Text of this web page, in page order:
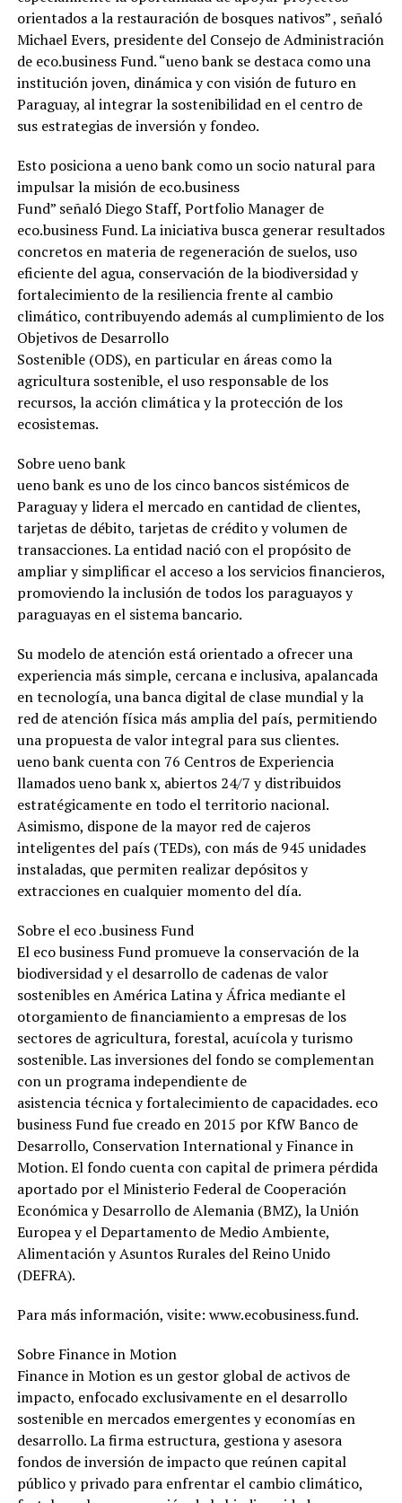
orientados a la restauración de bosques nativos” , señaló
Michael Evers, presidente del Consejo de Administración
de eco.business Fund. “ueno bank se destaca como una
institución joven, dinámica y con visión de futuro en
Paraguay, al integrar la sostenibilidad en el centro de
sus estrategias de inversión y fondeo.
Esto posiciona a ueno bank como un socio natural para
impulsar la misión de eco.business
Fund” señaló Diego Staff, Portfolio Manager de
eco.business Fund. La iniciativa busca generar resultados
concretos en materia de regeneración de suelos, uso
eficiente del agua, conservación de la biodiversidad y
fortalecimiento de la resiliencia frente al cambio
climático, contribuyendo además al cumplimiento de los
Objetivos de Desarrollo
Sostenible (ODS), en particular en áreas como la
agricultura sostenible, el uso responsable de los
recursos, la acción climática y la protección de los
ecosistemas.
Sobre ueno bank
ueno bank es uno de los cinco bancos sistémicos de
Paraguay y lidera el mercado en cantidad de clientes,
tarjetas de débito, tarjetas de crédito y volumen de
transacciones. La entidad nació con el propósito de
ampliar y simplificar el acceso a los servicios financieros,
promoviendo la inclusión de todos los paraguayos y
paraguayas en el sistema bancario.
Su modelo de atención está orientado a ofrecer una
experiencia más simple, cercana e inclusiva, apalancada
en tecnología, una banca digital de clase mundial y la
red de atención física más amplia del país, permitiendo
una propuesta de valor integral para sus clientes.
ueno bank cuenta con 76 Centros de Experiencia
llamados ueno bank x, abiertos 24/7 y distribuidos
estratégicamente en todo el territorio nacional.
Asimismo, dispone de la mayor red de cajeros
inteligentes del país (TEDs), con más de 945 unidades
instaladas, que permiten realizar depósitos y
extracciones en cualquier momento del día.
Sobre el eco .business Fund
El eco business Fund promueve la conservación de la
biodiversidad y el desarrollo de cadenas de valor
sostenibles en América Latina y África mediante el
otorgamiento de financiamiento a empresas de los
sectores de agricultura, forestal, acuícola y turismo
sostenible. Las inversiones del fondo se complementan
con un programa independiente de
asistencia técnica y fortalecimiento de capacidades. eco
business Fund fue creado en 2015 por KfW Banco de
Desarrollo, Conservation International y Finance in
Motion. El fondo cuenta con capital de primera pérdida
aportado por el Ministerio Federal de Cooperación
Económica y Desarrollo de Alemania (BMZ), la Unión
Europea y el Departamento de Medio Ambiente,
Alimentación y Asuntos Rurales del Reino Unido
(DEFRA).
Para más información, visite: www.ecobusiness.fund.
Sobre Finance in Motion
Finance in Motion es un gestor global de activos de
impacto, enfocado exclusivamente en el desarrollo
sostenible en mercados emergentes y economías en
desarrollo. La firma estructura, gestiona y asesora
fondos de inversión de impacto que reúnen capital
público y privado para enfrentar el cambio climático,